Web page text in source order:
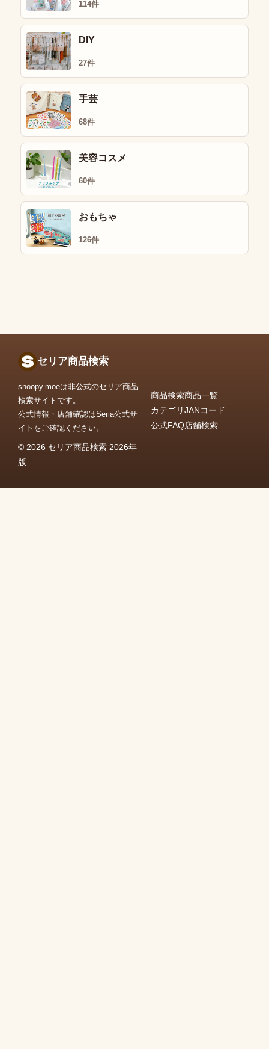
114件
DIY
27件
手芸
68件
美容コスメ
60件
おもちゃ
126件
セリア商品検索
snoopy.moeは非公式のセリア商品
検索サイトです。
公式情報・店舗確認はSeria公式サ
イトをご確認ください。
© 2026 セリア商品検索 2026年
版
商品検索商品一覧
カテゴリJANコード
公式FAQ店舗検索